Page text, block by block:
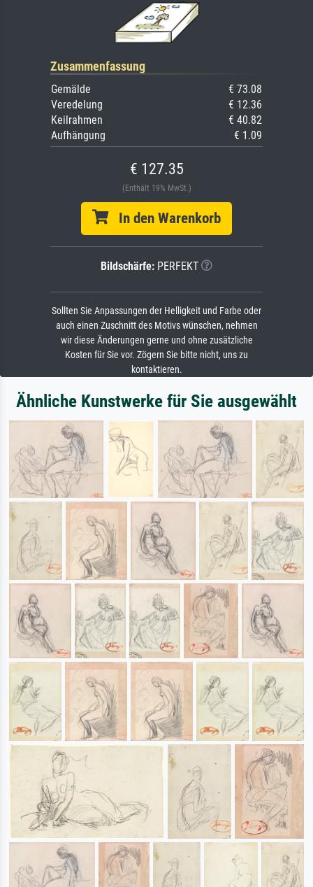
Zusammenfassung
Gemälde
€ 73.08
Veredelung
€ 12.36
Keilrahmen
€ 40.82
Aufhängung
€ 1.09
€ 127.35
(Enthält 19% MwSt.)
In den Warenkorb
Bildschärfe: PERFEKT
Sollten Sie Anpassungen der Helligkeit und Farbe oder
auch einen Zuschnitt des Motivs wünschen, nehmen
wir diese Änderungen gerne und ohne zusätzliche
Kosten für Sie vor. Zögern Sie bitte nicht, uns zu
kontaktieren.
Ähnliche Kunstwerke für Sie ausgewählt